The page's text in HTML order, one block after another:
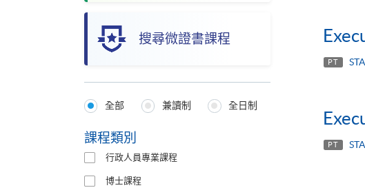
搜尋微證書課程
Programmes
Type
全部 兼讀制 全日制
課程類別
行政人員專業課程
博士課程
PT
PT